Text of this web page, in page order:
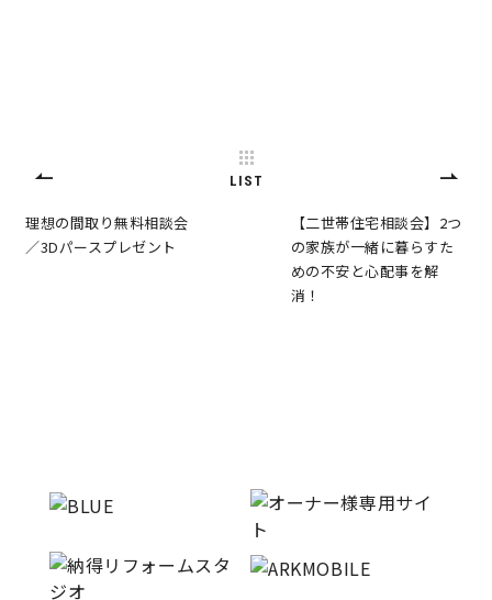
理想の間取り無料相談会
／3Dパースプレゼント
LIST
【二世帯住宅相談会】2つ
の家族が一緒に暮らすた
めの不安と心配事を解
消！